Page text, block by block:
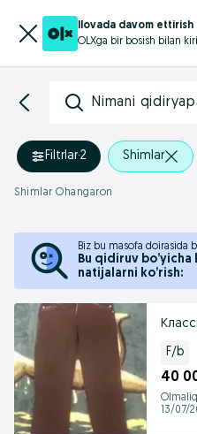
Ilovada davom ettirish
OLXga bir bosish bilan
Nimani
Filtrlar·2 Shimlar
Shimlar Ohangaron
Biz bu masofa doirasida
Bu qidiruv
natijalarni ko’rish:
F/b
40
Olmaliq
13/07/